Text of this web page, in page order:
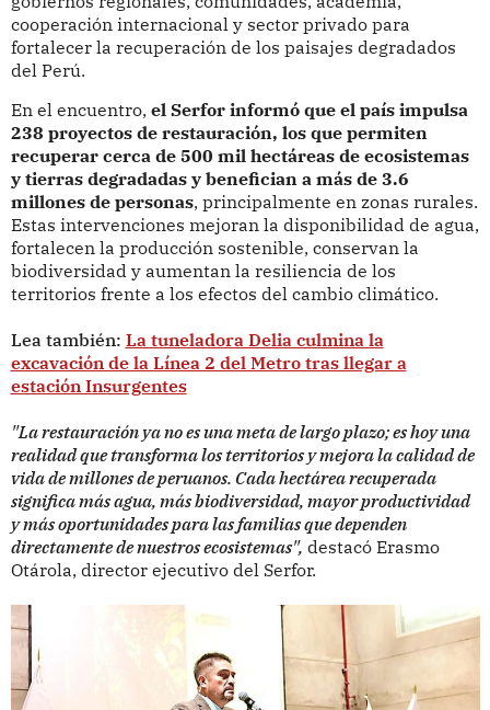
cooperación internacional y sector privado para
fortalecer la recuperación de los paisajes degradados
del Perú.
En el encuentro, el Serfor informó que el país impulsa
238 proyectos de restauración, los que permiten
recuperar cerca de 500 mil hectáreas de ecosistemas
y tierras degradadas y benefician a más de 3.6
millones de personas, principalmente en zonas rurales.
Estas intervenciones mejoran la disponibilidad de agua,
fortalecen la producción sostenible, conservan la
biodiversidad y aumentan la resiliencia de los
territorios frente a los efectos del cambio climático.
Lea también: La tuneladora Delia culmina la
excavación de la Línea 2 del Metro tras llegar a
estación Insurgentes
"La restauración ya no es una meta de largo plazo; es hoy una
realidad que transforma los territorios y mejora la calidad de
vida de millones de peruanos. Cada hectárea recuperada
significa más agua, más biodiversidad, mayor productividad
y más oportunidades para las familias que dependen
directamente de nuestros ecosistemas", destacó Erasmo
Otárola, director ejecutivo del Serfor.